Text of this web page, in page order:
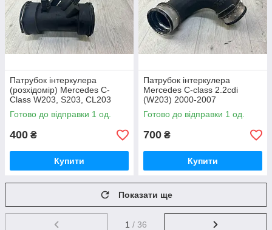
Патрубок інтеркулера
(розхідомір) Mercedes C-
Class W203, S203, CL203
OE:A2035200295 ДЕФЕКТ!!!
Готово до відправки 1 од.
400 ₴
Купити
Патрубок інтеркулера
Mercedes C-class 2.2cdi
(W203) 2000-2007
OE:A2035282882
Готово до відправки 1 од.
700 ₴
Купити
Показати ще
1 / 36